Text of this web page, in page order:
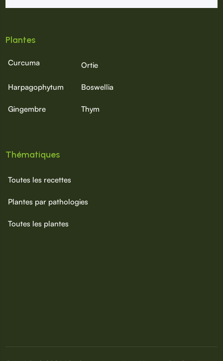
Plantes
Curcuma Ortie
Harpagophytum Boswellia
Gingembre Thym
Thématiques
Toutes les recettes
Plantes par pathologies
Toutes les plantes